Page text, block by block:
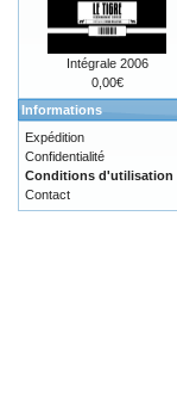
Intégrale 2006
0,00€
Informations
Expédition
Confidentialité
Conditions d'utilisation
Contact